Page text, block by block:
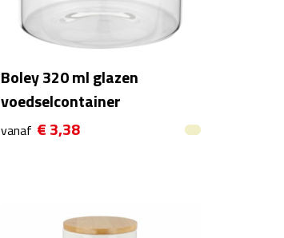
Boley 320 ml glazen
voedselcontainer
vanaf € 3,38